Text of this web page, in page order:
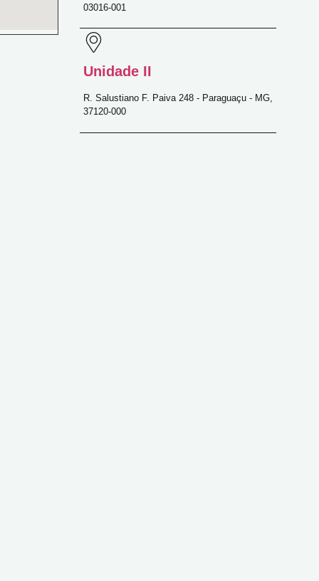
03016-001
Unidade II
R. Salustiano F. Paiva 248 - Paraguaçu - MG,
37120-000